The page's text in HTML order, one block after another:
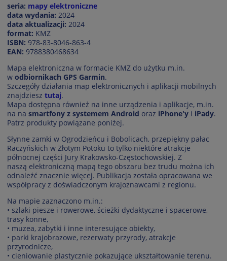
seria: mapy elektroniczne
data wydania: 2024
data aktualizacji: 2024
format: KMZ
ISBN: 978-83-8046-863-4
EAN: 9788380468634
Mapa elektroniczna w formacie KMZ do użytku m.in.
w odbiornikach GPS Garmin.
Szczegóły działania map elektronicznych i aplikacji mobilnych
znajdziesz tutaj.
Mapa dostępna również na inne urządzenia i aplikacje, m.in.
na na smartfony z systemem Android oraz iPhone'y i iPady.
Patrz produkty powiązane poniżej.
Słynne zamki w Ogrodzieńcu i Bobolicach, przepiękny pałac
Raczyńskich w Złotym Potoku to tylko niektóre atrakcje
północnej części Jury Krakowsko-Częstochowskiej. Z
naszą elektroniczną mapą tego obszaru bez trudu można ich
odnaleźć znacznie więcej. Publikacja została opracowana we
współpracy z doświadczonym krajoznawcami z regionu.
Na mapie zaznaczono m.in.:
• szlaki piesze i rowerowe, ścieżki dydaktyczne i spacerowe,
trasy konne,
• muzea, zabytki i inne interesujące obiekty,
• parki krajobrazowe, rezerwaty przyrody, atrakcje
przyrodnicze,
• cieniowanie plastycznie pokazujące ukształtowanie terenu.